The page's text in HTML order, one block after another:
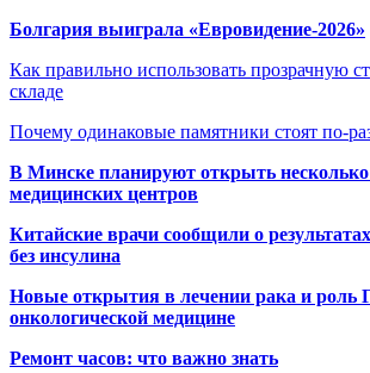
Болгария выиграла «Евровидение-2026»
Как правильно использовать прозрачную
складе
Почему одинаковые памятники стоят по-
В Минске планируют открыть
медицинских центров
Китайские врачи сообщили о
без инсулина
Новые открытия в лечении рака и роль
онкологической медицине
Ремонт часов: что важно знать